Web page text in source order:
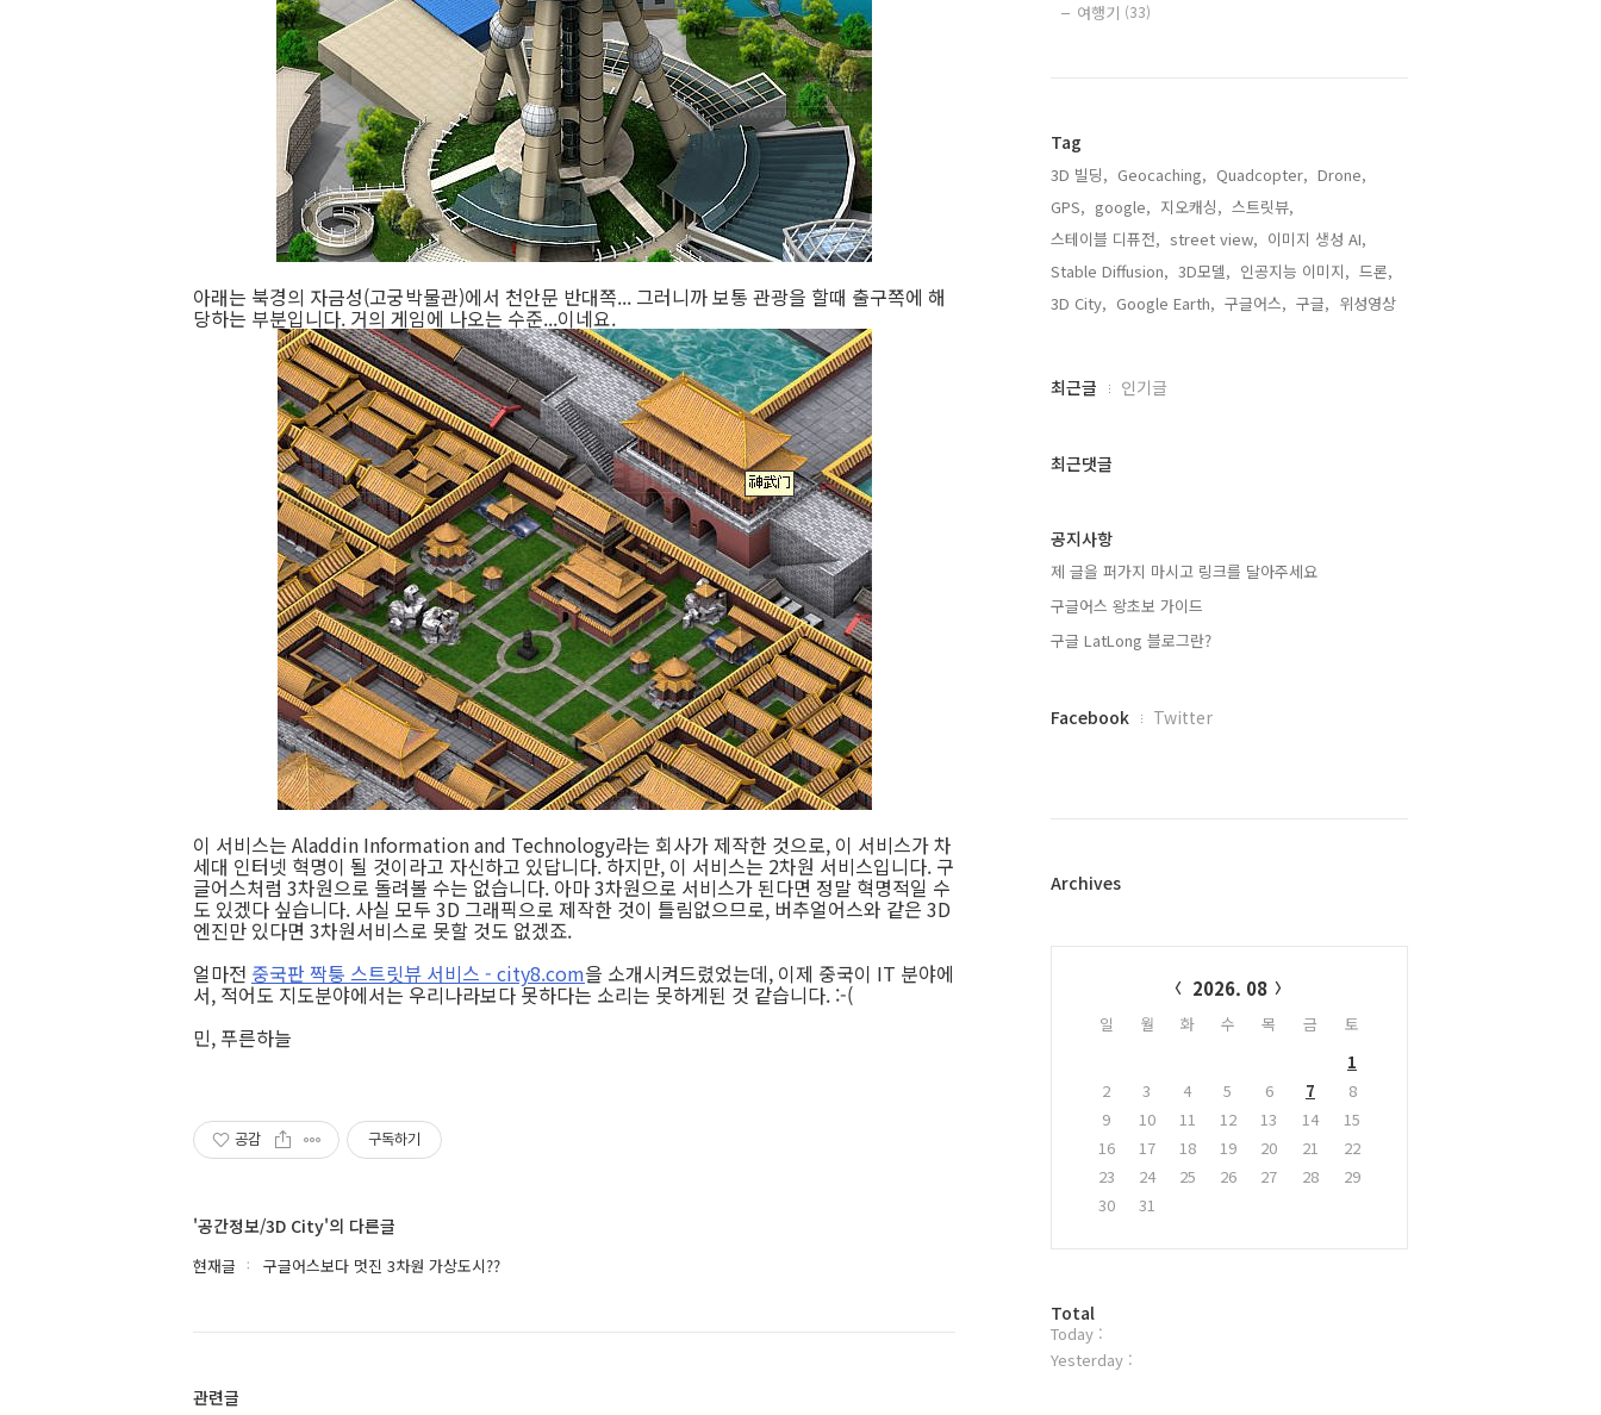
아래는 북경의 자금성(고궁박물관)에서 천안문 반대쪽... 그러니까 보통 관광을 할때 출구쪽에 해
당하는 부분입니다. 거의 게임에 나오는 수준...이네요.
이 서비스는 Aladdin Information and Technology라는 회사가 제작한 것으로, 이 서비스가 차
세대 인터넷 혁명이 될 것이라고 자신하고 있답니다. 하지만, 이 서비스는 2차원 서비스입니다. 구
글어스처럼 3차원으로 돌려볼 수는 없습니다. 아마 3차원으로 서비스가 된다면 정말 혁명적일 수
도 있겠다 싶습니다. 사실 모두 3D 그래픽으로 제작한 것이 틀림없으므로, 버추얼어스와 같은 3D
엔진만 있다면 3차원서비스로 못할 것도 없겠죠.
얼마전 중국판 짝퉁 스트릿뷰 서비스 - city8.com을 소개시켜드렸었는데, 이제 중국이 IT 분야에
서, 적어도 지도분야에서는 우리나라보다 못하다는 소리는 못하게된 것 같습니다. :-(
민, 푸른하늘
공감 구독하기
'공간정보/3D City'의 다른글
현재글 구글어스보다 멋진 3차원 가상도시??
관련글
여행기 (33)
Tag
3D 빌딩, Geocaching, Quadcopter, Drone,
GPS, google, 지오캐싱, 스트릿뷰,
스테이블 디퓨전, street view, 이미지 생성 AI,
Stable Diffusion, 3D모델, 인공지능 이미지, 드론,
3D City, Google Earth, 구글어스, 구글, 위성영상,
최
과
글
최근글 인기글
최근댓글
공지사항
제 글을 퍼가지 마시고 링크를 달아주세요
구글어스 왕초보 가이드
구글 LatLong 블로그란?
페
플
Facebook Twitter
Archives
2026. 08
일 월 화 수 목 금
토
1
2
3 4 5 6 7
8
9
10 11 12 13 14
15
16
17 18 19 20 21
22
23
24 25 26 27 28
29
30
31
방
문
자
Total
Today :
Yesterday :